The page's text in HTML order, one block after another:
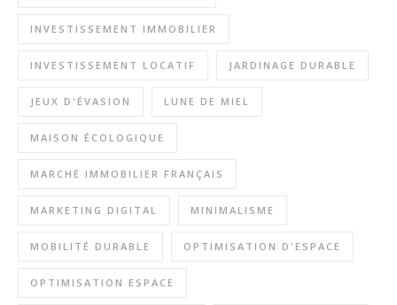
INVESTISSEMENT IMMOBILIER
INVESTISSEMENT LOCATIF JARDINAGE DURABLE
JEUX D'ÉVASION LUNE DE MIEL
MAISON ÉCOLOGIQUE
MARCHÉ IMMOBILIER FRANÇAIS
MARKETING DIGITAL MINIMALISME
MOBILITÉ DURABLE OPTIMISATION D'ESPACE
OPTIMISATION ESPACE